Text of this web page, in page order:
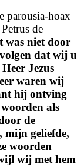
parousia-hoax
de
was niet door
dat wij u
Jezus
waren wij
hij ontving
als
de
mijn geliefde,
woorden
wij met hem